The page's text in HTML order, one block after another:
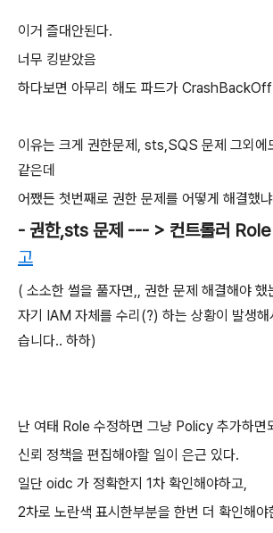
이거 즐대안된다.
너무 킹받았음
하다보면 아무리 해도 파드가
이유는 크게 권한문제, sts,SQS 문제 그외에
같은데
어쨌든 첫번째로 권한 문제를 어떻게 해결했
- 권한,sts 문제 --- > 컨트롤러 Role
고
( 소소한 썰을 풀자면,, 권한 문제 해결해야
자기 IAM 자체를 수리(?) 하는 상황이 발생해
습니다.. 하하)
난 여태 Role 수정하면 그냥 Policy 추가하면
신뢰 정책을 편집해야할 일이 은근 있다.
일단 oidc 가 정확한지 1차 확인해야하고,
2차로 노란색 표시한부분을 한번 더 확인해야